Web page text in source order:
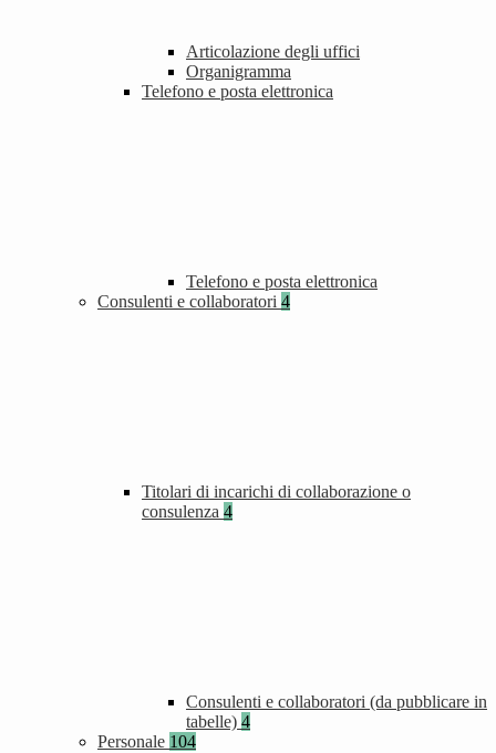
Articolazione degli uffici
Organigramma
Telefono e posta elettronica
Telefono e posta elettronica
Consulenti e collaboratori 4
Titolari di incarichi di collaborazione o
consulenza 4
Consulenti e collaboratori (da pubblicare in
tabelle) 4
Personale 104